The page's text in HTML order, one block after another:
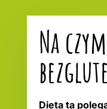
Na
Dieta ta